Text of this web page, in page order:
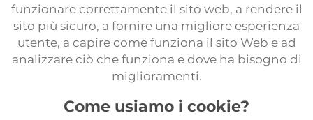
funzionare correttamente il sito web, a rendere il
sito più sicuro, a fornire una migliore esperienza
utente, a capire come funziona il sito Web e ad
analizzare ciò che funziona e dove ha bisogno di
miglioramenti.
Come usiamo i cookie?